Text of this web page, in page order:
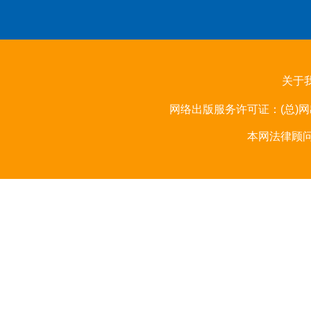
关于
网络出版服务许可证：(总)
本网法律顾